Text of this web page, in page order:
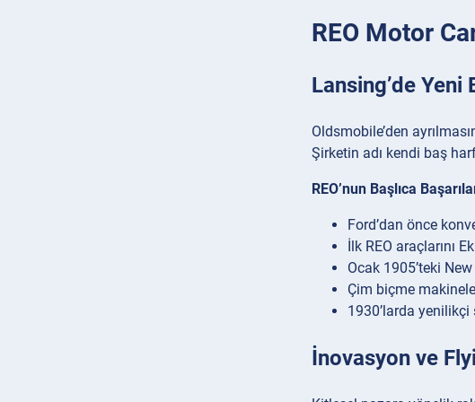
REO Motor
Lansing’de Yeni
Oldsmobile’den
Şirketin adı kendi baş
REO’nun Başlıca
Ford’dan önce
İlk REO araçlarını
Ocak 1905’teki
Çim biçme
1930’larda yenilikçi
İnovasyon ve